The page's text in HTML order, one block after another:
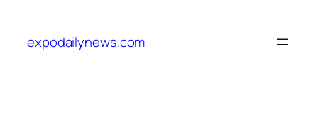
content
expodailynews.com